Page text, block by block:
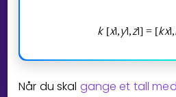
k [x1,y1,z1] = [kx1,
Når du skal gange et tall